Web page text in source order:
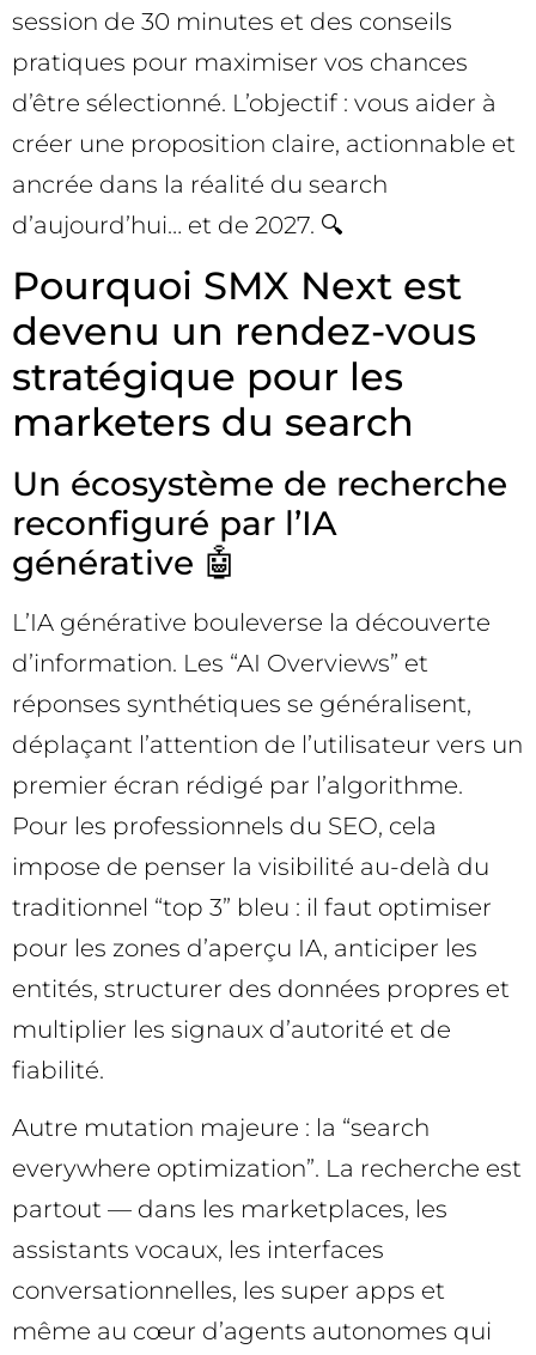
session de 30 minutes et des conseils
pratiques pour maximiser vos chances
d’être sélectionné. L’objectif : vous aider à
créer une proposition claire, actionnable et
ancrée dans la réalité du search
d’aujourd’hui… et de 2027. 🔍
Pourquoi SMX Next est
devenu un rendez-vous
stratégique pour les
marketers du search
Un écosystème de recherche
reconfiguré par l’IA
générative 🤖
L’IA générative bouleverse la découverte
d’information. Les “AI Overviews” et
réponses synthétiques se généralisent,
déplaçant l’attention de l’utilisateur vers un
premier écran rédigé par l’algorithme.
Pour les professionnels du SEO, cela
impose de penser la visibilité au-delà du
traditionnel “top 3” bleu : il faut optimiser
pour les zones d’aperçu IA, anticiper les
entités, structurer des données propres et
multiplier les signaux d’autorité et de
fiabilité.
Autre mutation majeure : la “search
everywhere optimization”. La recherche est
partout — dans les marketplaces, les
assistants vocaux, les interfaces
conversationnelles, les super apps et
même au cœur d’agents autonomes qui